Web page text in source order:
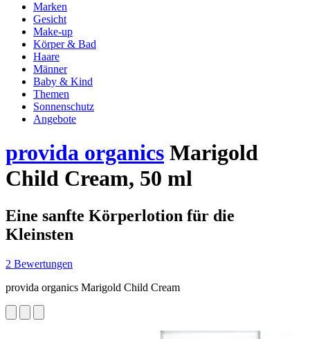
Marken
Gesicht
Make-up
Körper & Bad
Haare
Männer
Baby & Kind
Themen
Sonnenschutz
Angebote
provida organics Marigold
Child Cream, 50 ml
Eine sanfte Körperlotion für die
Kleinsten
2 Bewertungen
provida organics Marigold Child Cream